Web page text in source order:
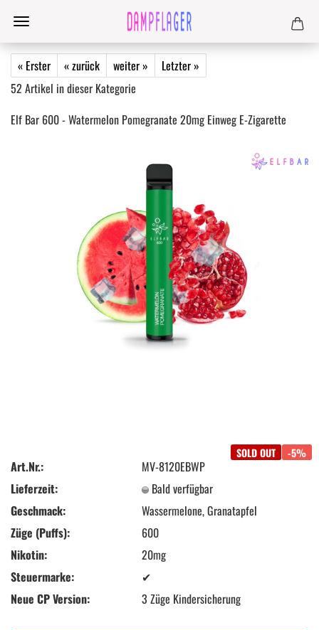
« Erster « zurück weiter »
Letzter »
52 Artikel in dieser Kategorie
Elf Bar 600 - Watermelon Pomegranate 20mg Einweg E-Zigarette
SOLD OUT -5%
Art.Nr.:
MV-8120EBWP
Lieferzeit:
Bald verfügbar
Geschmack:
Wassermelone, Granatapfel
Züge (Puffs):
600
Nikotin:
20mg
Steuermarke:
✔
Neue CP Version:
3 Züge Kindersicherung